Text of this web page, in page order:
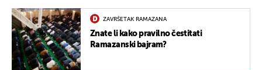
ZAVRŠETAK RAMAZANA
Znate li kako pravilno čestitati
Ramazanski bajram?